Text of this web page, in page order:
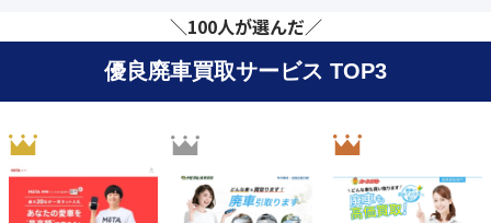
＼100人が選んだ／
優良廃車買取サービス TOP3